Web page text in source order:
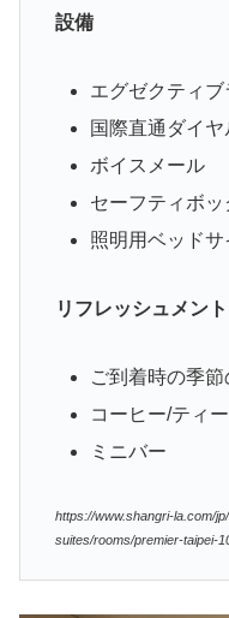
設備
エグゼクティ
国際直通ダイヤ
ボイスメール
セーフティボッ
照明用ベッド
リフレッシュメント
ご到着時の季
コーヒー/ティ
ミニバー
https://www.shangri-la.com/
suites/rooms/premier-taipei-